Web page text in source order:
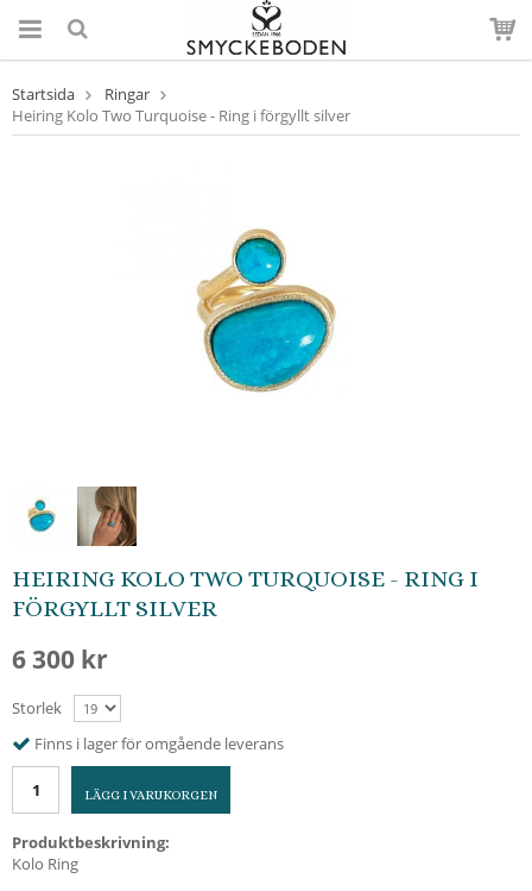
Startsida
Ringar
Heiring Kolo Two Turquoise - Ring i förgyllt silver
HEIRING KOLO TWO TURQUOISE - RING I
FÖRGYLLT SILVER
6 300 kr
Storlek
Finns i lager för omgående leverans
LÄGG I VARUKORGEN
Produktbeskrivning:
Kolo Ring